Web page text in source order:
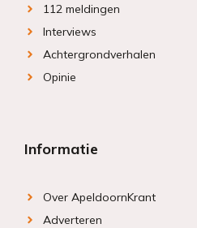
112 meldingen
Interviews
Achtergrondverhalen
Opinie
Informatie
Over ApeldoornKrant
Adverteren